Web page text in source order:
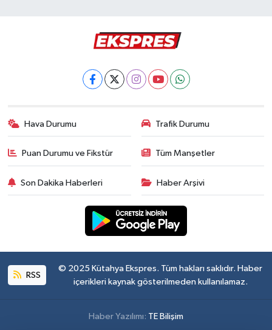
Hava Durumu Trafik Durumu
Puan Durumu ve Fikstür Tüm Manşetler
Son Dakika Haberleri Haber Arşivi
RSS
© 2025 Kütahya Ekspres. Tüm hakları saklıdır. Haber
içerikleri kaynak gösterilmeden kullanılamaz.
Haber Yazılımı: TE Bilişim